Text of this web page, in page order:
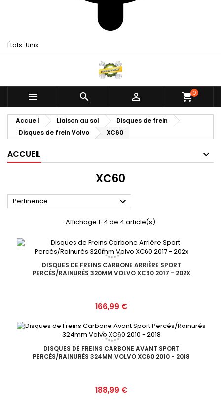
États-Unis
   shopping_cart0
Accueil Liaison au sol
Disques de frein
Disques de frein Volvo
XC60
ACCUEIL
XC60
Pertinence 
Affichage 1-4 de 4 article(s)
DISQUES DE FREINS CARBONE ARRIÈRE SPORT
PERCÉS/RAINURÉS 320MM VOLVO XC60 2017 - 202X
Prix
166,99 €
DISQUES DE FREINS CARBONE AVANT SPORT
PERCÉS/RAINURÉS 324MM VOLVO XC60 2010 - 2018
Prix
188,99 €